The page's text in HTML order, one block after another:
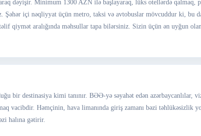
dəyişir. Minimum 1300 AZN ilə başlayaraq, lüks otellərdə qalmaq,
içi nəqliyyat üçün metro, taksi və avtobuslar mövcuddur ki, bu
qiymət aralığında məhsullar tapa bilərsiniz. Sizin üçün ən uyğun
bir destinasiya kimi tanınır. BƏƏ-yə səyahət edən azərbaycanlılar,
vacibdir. Həmçinin, hava limanında giriş zamanı bəzi təhlükəsizlik
halına gətirir.